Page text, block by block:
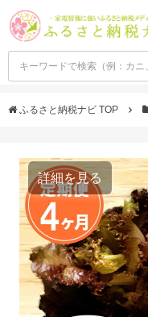
ふるさと納税ナビ TOP
詳細を見る